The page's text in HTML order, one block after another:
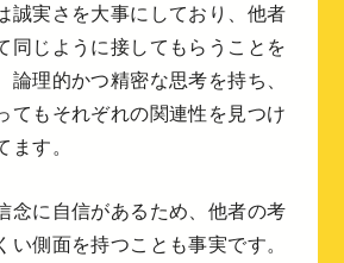
誠実さを大事にしており、他者
同じように接してもらうことを
論理的かつ精密な思考を持ち、
てもそれぞれの関連性を見つけ
ます。
念に自信があるため、他者の考
い側面を持つことも事実です。